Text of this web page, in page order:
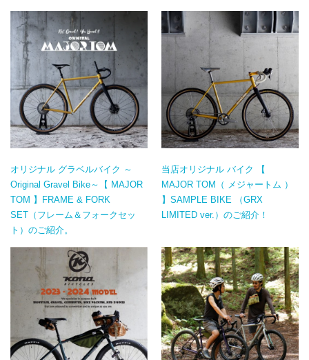
オリジナル グラベルバイク ～
Original Gravel Bike～【 MAJOR
TOM 】FRAME & FORK
SET（フレーム＆フォークセッ
ト）のご紹介。
当店オリジナル バイク 【
MAJOR TOM（ メジャートム ）
】SAMPLE BIKE （GRX
LIMITED ver.）のご紹介！